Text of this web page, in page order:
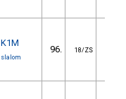
K1M
slalom
96. 18/ZS